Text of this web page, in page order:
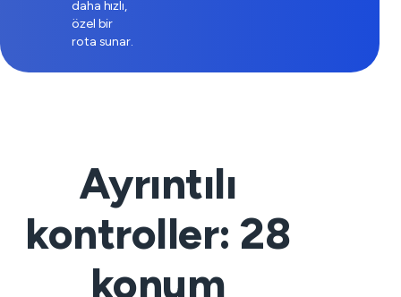
daha hızlı,
özel bir
rota sunar.
Ayrıntılı
kontroller: 28
konum